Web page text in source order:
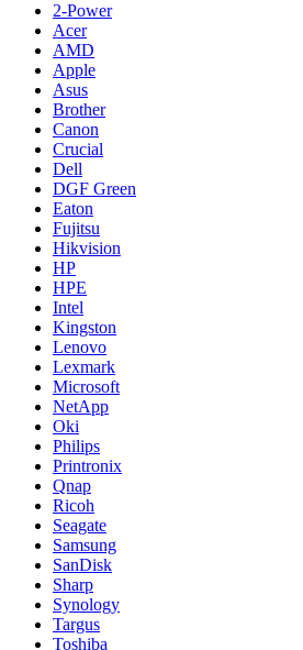
2-Power
Acer
AMD
Apple
Asus
Brother
Canon
Crucial
Dell
DGF Green
Eaton
Fujitsu
Hikvision
HP
HPE
Intel
Kingston
Lenovo
Lexmark
Microsoft
NetApp
Oki
Philips
Printronix
Qnap
Ricoh
Seagate
Samsung
SanDisk
Sharp
Synology
Targus
Toshiba